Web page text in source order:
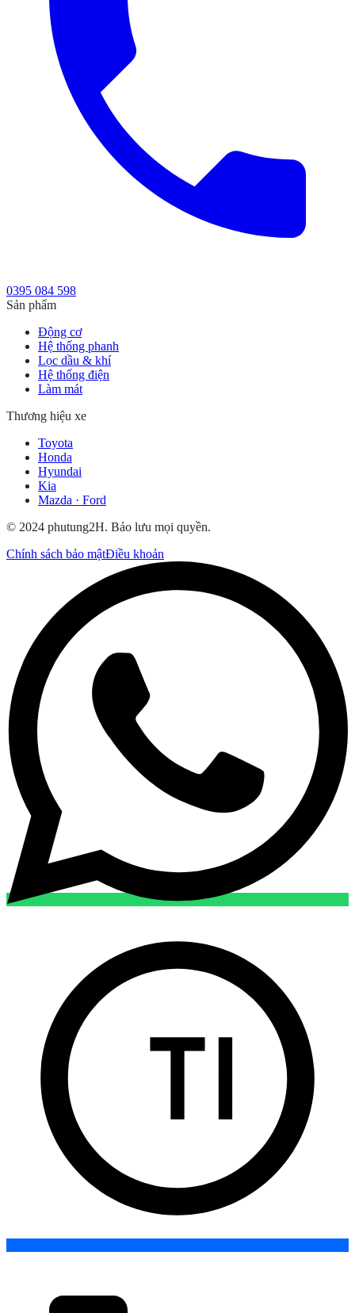
0395 084 598
Sản phẩm
Động cơ
Hệ thống phanh
Lọc dầu & khí
Hệ thống điện
Làm mát
Thương hiệu xe
Toyota
Honda
Hyundai
Kia
Mazda · Ford
© 2024 phutung2H. Bảo lưu mọi quyền.
Chính sách bảo mậtĐiều khoản